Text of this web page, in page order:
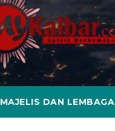
MAJELIS DAN LEMBAGA